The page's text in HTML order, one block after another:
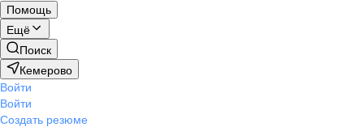
Помощь
Ещё
Поиск
Кемерово
Войти
Войти
Создать резюме